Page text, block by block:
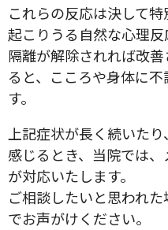
これらの反応は決して
起こりうる自然な心理
隔離が解除されれば改
ると、こころや身体に
す。
上記症状が長く続いた
感じるとき、当院では
が対応いたします。
ご相談したいと思われ
でお声がけください。